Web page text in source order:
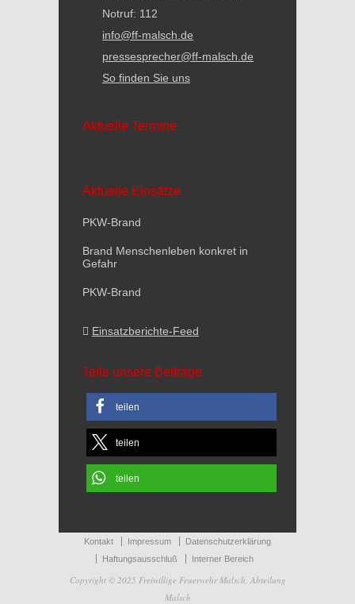
Notruf: 112
info@ff-malsch.de
pressesprecher@ff-malsch.de
So finden Sie uns
Aktuelle Termine
Aktuelle Einsätze
PKW-Brand
Brand Menschenleben konkret in
Gefahr
PKW-Brand
Einsatzberichte-Feed
Teile unsere Beiträge
teilen
teilen
teilen
Kontakt Impressum
Datenschutzerklärung
Haftungsausschluß
Interner Bereich
Copyright © 2025 Freiwillige Feuerwehr Malsch, Abteilung
Malsch